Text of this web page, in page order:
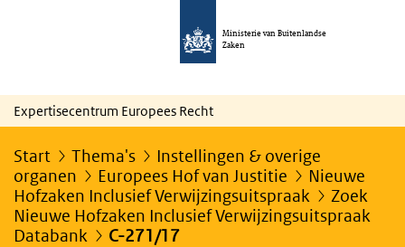
Ministerie van Buitenlandse
Zaken
Expertisecentrum Europees Recht
Start Thema's
Instellingen & overige
organen
Europees Hof van Justitie
Nieuwe
Hofzaken Inclusief Verwijzingsuitspraak
Zoek
Nieuwe Hofzaken Inclusief Verwijzingsuitspraak
Databank
C-271/17